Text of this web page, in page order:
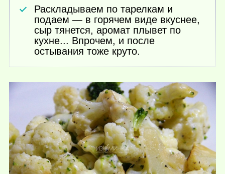
Раскладываем по тарелкам и
подаем — в горячем виде вкуснее,
сыр тянется, аромат плывет по
кухне... Впрочем, и после
остывания тоже круто.